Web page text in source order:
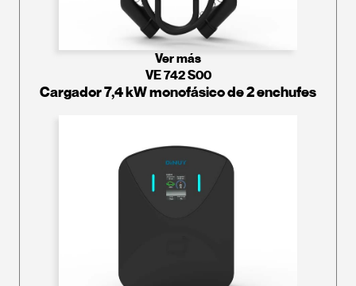
Ver más
VE 742 S00
Cargador 7,4 kW monofásico de 2 enchufes